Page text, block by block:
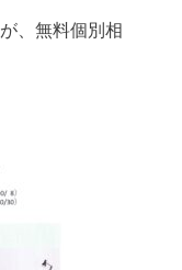
、無料個別相